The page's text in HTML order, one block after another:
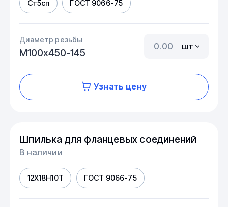
Ст5сп ГОСТ 9066-75
Диаметр резьбы
М100х450-145
шт
Узнать цену
Шпилька для фланцевых соединений
В наличии
12Х18Н10Т ГОСТ 9066-75